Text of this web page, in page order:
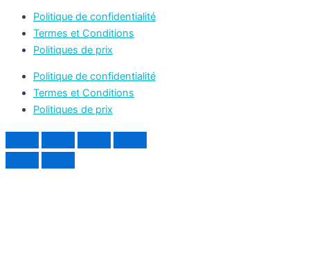
Politique de confidentialité
Termes et Conditions
Politiques de prix
Politique de confidentialité
Termes et Conditions
Politiques de prix